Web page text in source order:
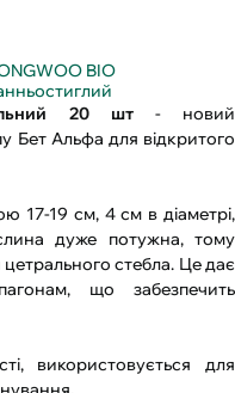
BIO
20 шт - новий
Бет Альфа для відкритого
17-19 см, 4 см в діаметрі,
дуже потужна, тому
стебла. Це дає
що забезпечить
використовується для